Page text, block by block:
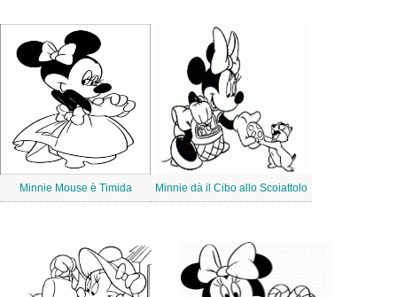
Minnie Mouse è Timida Minnie dà il Cibo allo Scoiattolo